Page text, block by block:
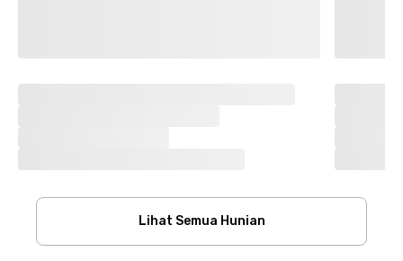
Lihat Semua Hunian